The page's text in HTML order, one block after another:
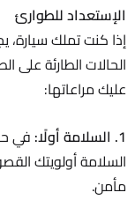
الإستعداد للطوارئ
إذا كنت تملك
الحالات الطارئة على
عليك مراعاتها:
1. السلامة أولًا:
في
السلامة أولويتك
مأمن.